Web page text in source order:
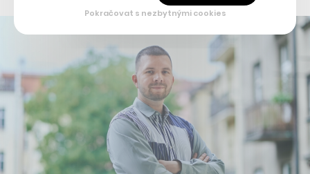
Pokračovat s nezbytnými cookies